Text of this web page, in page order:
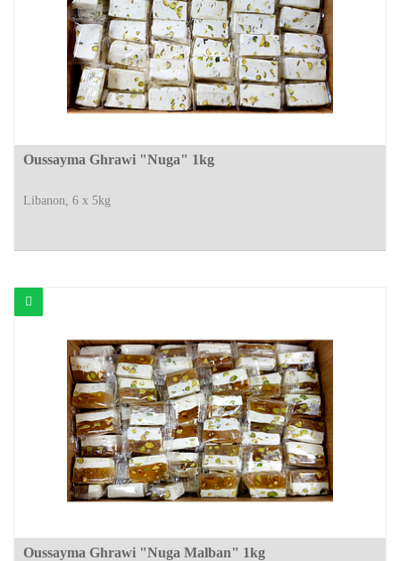
Oussayma Ghrawi "Nuga" 1kg
Libanon, 6 x 5kg
Oussayma Ghrawi "Nuga Malban" 1kg